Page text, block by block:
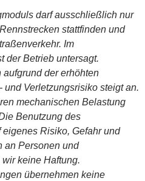
darf ausschließlich nur
stattfinden und
Im
der Betrieb untersagt.
der erhöhten
Verletzungsrisiko steigt an.
mechanischen Belastung
Benutzung des
Risiko, Gefahr und
an Personen und
keine Haftung.
übernehmen keine